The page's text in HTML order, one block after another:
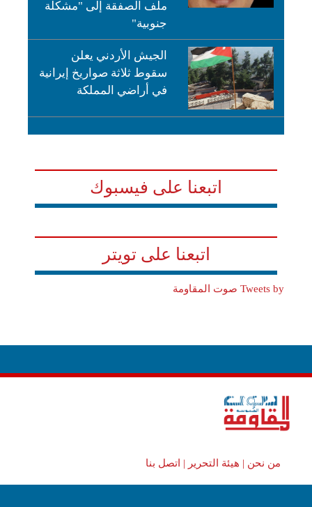
ملف الصفقة إلى "مشكلة
جنوبية"
الجيش الأردني يعلن
سقوط ثلاثة صواريخ إيرانية
في أراضي المملكة
اتبعنا على فيسبوك
اتبعنا على تويتر
Tweets by صوت المقاومة
من نحن | هيئة التحرير | اتصل بنا